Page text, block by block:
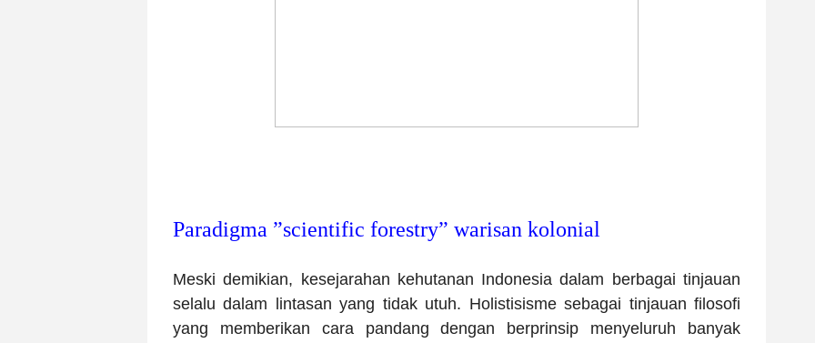
Paradigma ”scientific forestry” warisan kolonial
Meski demikian, kesejarahan kehutanan Indonesia dalam berbagai tinjauan
selalu dalam lintasan yang tidak utuh. Holistisisme sebagai tinjauan filosofi
yang memberikan cara pandang dengan berprinsip menyeluruh banyak